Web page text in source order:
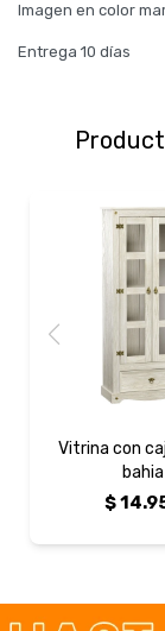
Imagen en color
Entrega 10 días
Vitrina con
bahia
$